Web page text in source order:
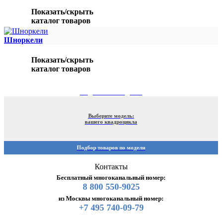
Показать/скрыть
каталог товаров
Шноркели
Показать/скрыть
каталог товаров
Выберите модель:
вашего квадроцикла
Подбор товаров по модели
Контакты
Бесплатный многоканальный номер:
8 800 550-9025
из Москвы многоканальный номер:
+7 495 740-09-79